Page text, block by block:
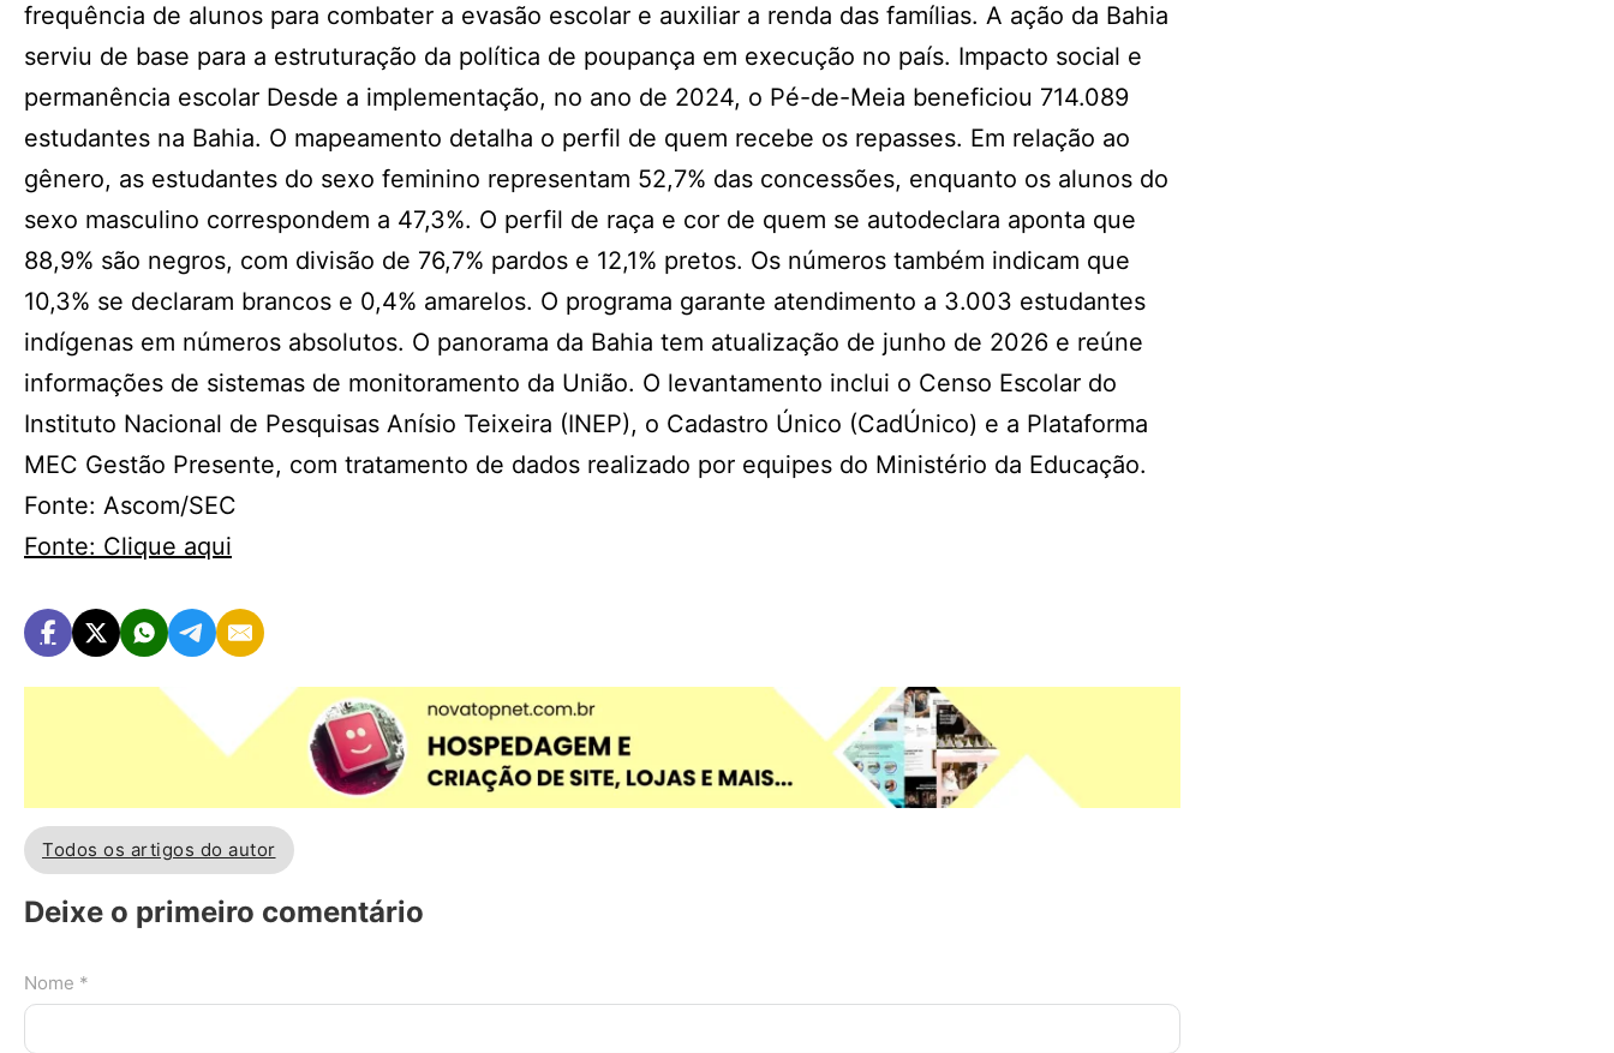
frequência de alunos para combater a evasão escolar e auxiliar a renda das famílias. A ação da Bahia
serviu de base para a estruturação da política de poupança em execução no país. Impacto social e
permanência escolar Desde a implementação, no ano de 2024, o Pé-de-Meia beneficiou 714.089
estudantes na Bahia. O mapeamento detalha o perfil de quem recebe os repasses. Em relação ao
gênero, as estudantes do sexo feminino representam 52,7% das concessões, enquanto os alunos do
sexo masculino correspondem a 47,3%. O perfil de raça e cor de quem se autodeclara aponta que
88,9% são negros, com divisão de 76,7% pardos e 12,1% pretos. Os números também indicam que
10,3% se declaram brancos e 0,4% amarelos. O programa garante atendimento a 3.003 estudantes
indígenas em números absolutos. O panorama da Bahia tem atualização de junho de 2026 e reúne
informações de sistemas de monitoramento da União. O levantamento inclui o Censo Escolar do
Instituto Nacional de Pesquisas Anísio Teixeira (INEP), o Cadastro Único (CadÚnico) e a Plataforma
MEC Gestão Presente, com tratamento de dados realizado por equipes do Ministério da Educação.
Fonte: Ascom/SEC
Fonte: Clique aqui
Todos os artigos do autor
Deixe o primeiro comentário
Nome *